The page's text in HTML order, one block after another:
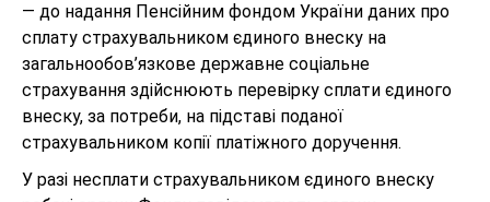
— до надання Пенсійним фондом України даних про
сплату страхувальником єдиного внеску на
загальнообов’язкове державне соціальне
страхування здійснюють перевірку сплати єдиного
внеску, за потреби, на підставі поданої
страхувальником копії платіжного доручення.
У разі несплати страхувальником єдиного внеску